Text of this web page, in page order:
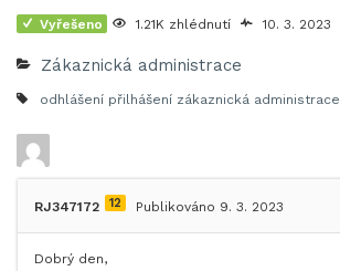
Vyřešeno 1.21K zhlédnutí 10. 3. 2023
Zákaznická administrace
odhlášení přilhášení zákaznická administrace
RJ347172 12 Publikováno 9. 3. 2023
Dobrý den,